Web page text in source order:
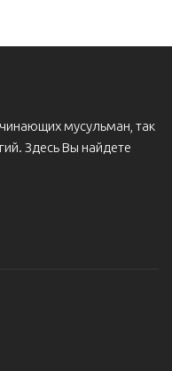
мусульман, так
Здесь Вы найдете